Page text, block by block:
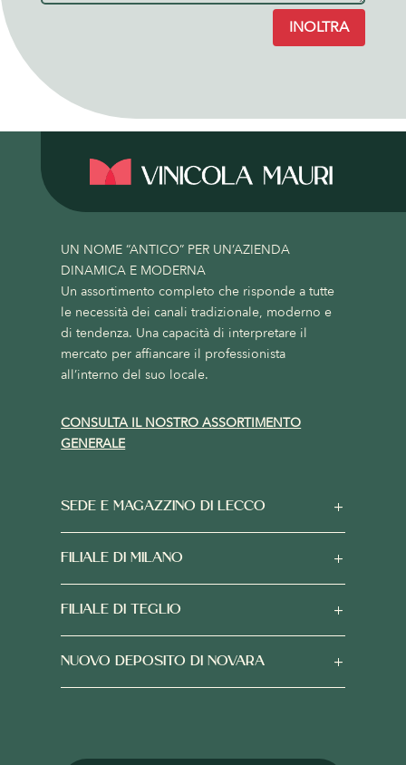
INOLTRA
UN NOME “ANTICO” PER UN’AZIENDA
DINAMICA E MODERNA
Un assortimento completo che risponde a tutte
le necessità dei canali tradizionale, moderno e
di tendenza. Una capacità di interpretare il
mercato per affiancare il professionista
all’interno del suo locale.
CONSULTA IL NOSTRO ASSORTIMENTO
GENERALE
SEDE E MAGAZZINO DI LECCO
FILIALE DI MILANO
FILIALE DI TEGLIO
NUOVO DEPOSITO DI NOVARA